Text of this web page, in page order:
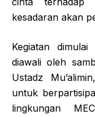
kesadaran akan
Kegiatan
diawali oleh
Ustadz
untuk
lingkungan